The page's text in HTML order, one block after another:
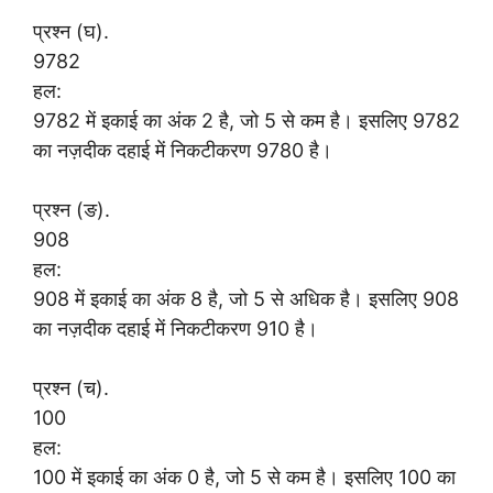
प्रश्न (घ).
9782
हल:
9782 में इकाई का अंक 2 है, जो 5 से कम है। इसलिए 9782
का नज़दीक दहाई में निकटीकरण 9780 है।
प्रश्न (ङ).
908
हल:
908 में इकाई का अंक 8 है, जो 5 से अधिक है। इसलिए 908
का नज़दीक दहाई में निकटीकरण 910 है।
प्रश्न (च).
100
हल:
100 में इकाई का अंक 0 है, जो 5 से कम है। इसलिए 100 का